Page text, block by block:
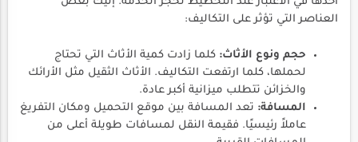
العناصر التي تؤثر على التكاليف:
حجم ونوع الأثاث: كلما زادت كمية الأثاث التي تحتاج
لحملها، كلما ارتفعت التكاليف. الأثاث الثقيل مثل الأرائك
والخزائن تتطلب ميزانية أكبر عادة.
المسافة: تعد المسافة بين موقع التحميل ومكان التفريغ
عاملاً رئيسيًا. فقيمة النقل لمسافات طويلة أعلى من